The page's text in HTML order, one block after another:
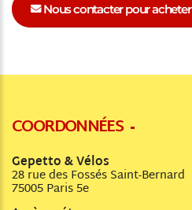
Nous contacter pour acheter
COORDONNÉES
Gepetto & Vélos
28 rue des Fossés Saint-Bernard
75005 Paris 5e